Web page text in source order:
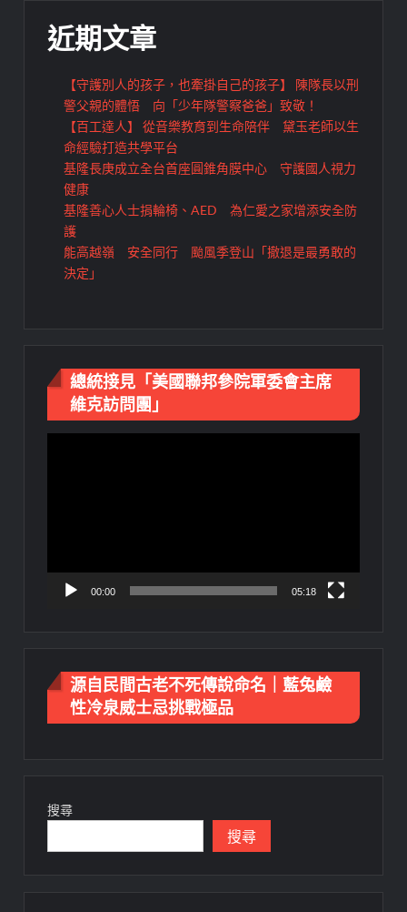
近期文章
【守護別人的孩子，也牽掛自己的孩子】 陳隊長以刑
警父親的體悟 向「少年隊警察爸爸」致敬！
【百工達人】 從音樂教育到生命陪伴 黛玉老師以生
命經驗打造共學平台
基隆長庚成立全台首座圓錐角膜中心 守護國人視力
健康
基隆善心人士捐輪椅、AED 為仁愛之家增添安全防
護
能高越嶺 安全同行 颱風季登山「撤退是最勇敢的
決定」
總統接見「美國聯邦參院軍委會主席
維克訪問團」
00:00 05:18
源自民間古老不死傳說命名｜藍兔鹼
性冷泉威士忌挑戰極品
搜尋
搜尋